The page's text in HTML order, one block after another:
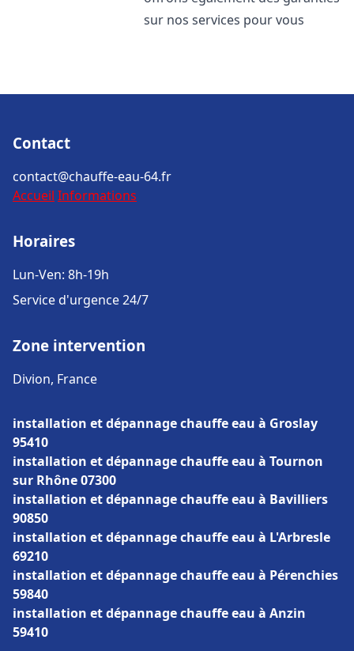
sur nos services pour vous
Contact
contact@chauffe-eau-64.fr
Accueil Informations
Horaires
Lun-Ven: 8h-19h
Service d'urgence 24/7
Zone intervention
Divion, France
installation et dépannage chauffe eau à Groslay
95410
installation et dépannage chauffe eau à Tournon
sur Rhône 07300
installation et dépannage chauffe eau à Bavilliers
90850
installation et dépannage chauffe eau à L'Arbresle
69210
installation et dépannage chauffe eau à Pérenchies
59840
installation et dépannage chauffe eau à Anzin
59410